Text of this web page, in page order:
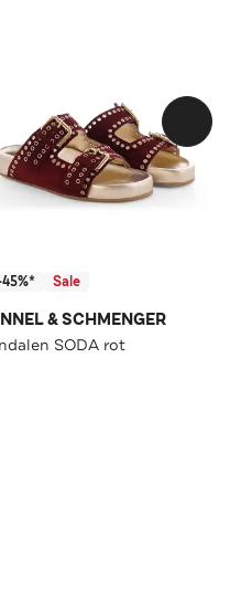
Sale
& SCHMENGER
SODA rot